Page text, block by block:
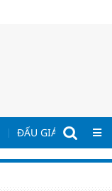
ĐẤU GIÁ - ĐẤU